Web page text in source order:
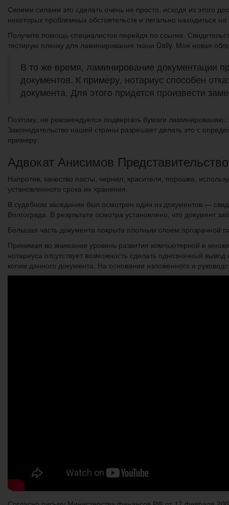
Своими силами это сделать очень не просто, исходя из этого
некоторых проблемных обстоятельств и легально находиться
Получите помощь специалистов перейдя по ссылке.
тестирую пленку для ламинирования ткани Daily. Моя новая
В то же время, ламинирование документации
документов. К примеру, нотариус способен
документа. Для этого придется произвести
Поэтому, не рекомендуется подвергать бумаги
Законодательство нашей страны разрешает делать это с
примеру:
Адвокат Анисимов
Напротив, качество пасты, чернил, красителя, порошка,
установленного срока их хранения.
В судебном заседании был осмотрен один из документов —
Волгограда. В результате осмотра установлено, что документ
Большая часть документа покрыта плотным слоем прозрачной
Принимая во внимание уровень развития компьютерной и
нотариуса отсутствует возможность сделать однозначный
копии данного документа. На основании изложенного и